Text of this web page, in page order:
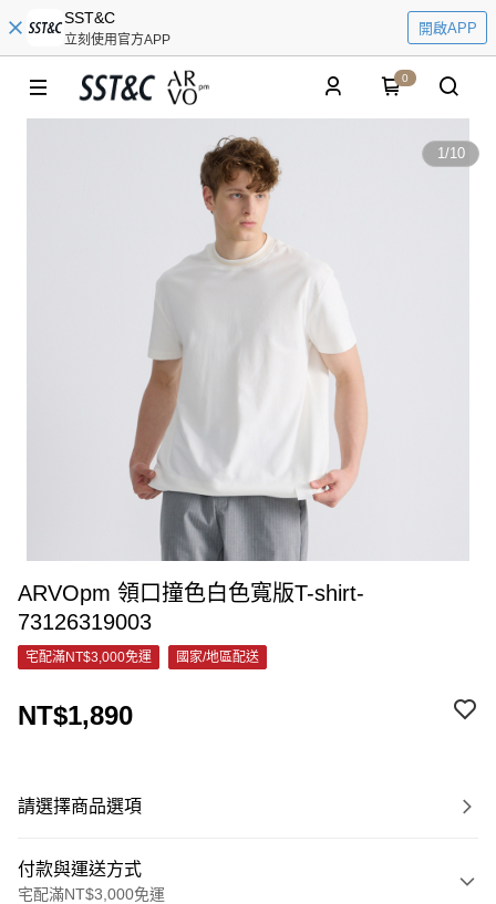
SST&C
立刻使用官方APP
開啟APP
0
1/10
ARVOpm 領口撞色白色寬版T-shirt-
73126319003
宅配滿NT$3,000免運 國家/地區配送
NT$1,890
請選擇商品選項
付款與運送方式
宅配滿NT$3,000免運